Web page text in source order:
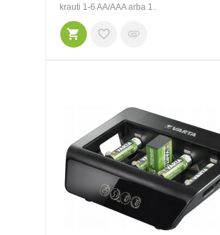
krauti 1-6 AA/AAA arba 1..